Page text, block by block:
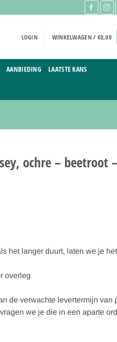
LOGIN WINKELWAGEN / €0,00
AANBIEDING LAATSTE KANS
ochre – beetroot –
het langer duurt, laten we je het
overleg
de verwachte levertermijn van
we je die in een aparte